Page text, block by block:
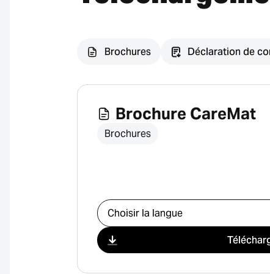
Brochures Déclaration de
Brochure CareMat
Brochures
Sélectionner le téléchargement